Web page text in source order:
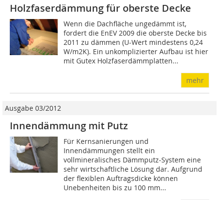
Holzfaserdämmung für oberste Decke
Wenn die Dachfläche ungedämmt ist,
fordert die EnEV 2009 die oberste Decke bis
2011 zu dämmen (U-Wert mindestens 0,24
W/m2K). Ein unkomplizierter Aufbau ist hier
mit Gutex Holzfaserdämmplatten...
mehr
Ausgabe 03/2012
Innendämmung mit Putz
Für Kernsanierungen und
Innendämmungen stellt ein
vollmineralisches Dämmputz-System eine
sehr wirtschaftliche Lösung dar. Aufgrund
der flexiblen Auftragsdicke können
Unebenheiten bis zu 100 mm...